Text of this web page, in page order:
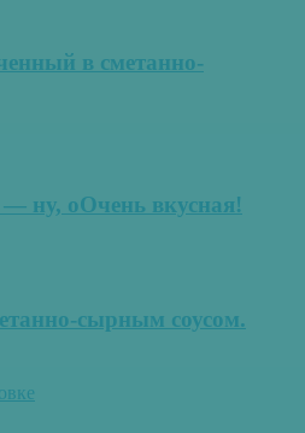
в сметанно-
оОчень вкусная!
сырным соусом.